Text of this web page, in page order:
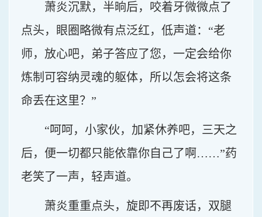
萧炎沉默，半晌后，咬着牙微微点了
点头，眼圈略微有点泛红，低声道：“老
师，放心吧，弟子答应了您，一定会给你
炼制可容纳灵魂的躯体，所以怎会将这条
命丢在这里？”
“呵呵，小家伙，加紧休养吧，三天之
后，便一切都只能依靠你自己了啊……”药
老笑了一声，轻声道。
萧炎重重点头，旋即不再废话，双腿